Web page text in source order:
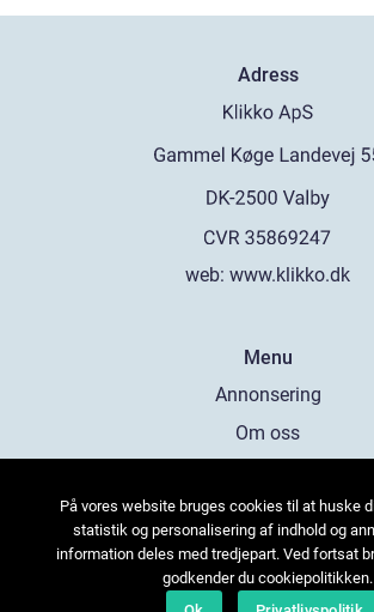
Adress
web: www.klikko.dk
Menu
Annonsering
Om oss
Kontakta oss
Sitemap
På vores website bruges cookies til at huske
statistik og personalisering af indhold og
information deles med tredjepart. Ved fortsat
godkender du cookiepolitikken.